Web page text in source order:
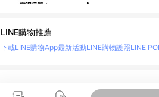
LINE購物推薦
下載LINE購物App最新活動LINE購物護照LINE
LINE 購物是匯集購物情報與商品資訊的整合性